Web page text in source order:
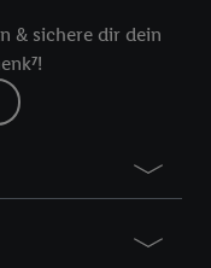
& sichere dir dein